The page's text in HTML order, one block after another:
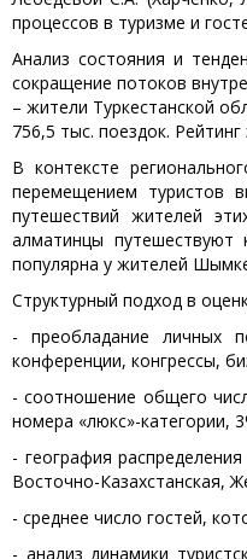
процессов в туризме и
Анализ состояния и
сокращение потоков
– жители Туркестанской
756,5 тыс. поездок.
В контексте
перемещением туристов
путешествий жителей
алматинцы путешествуют
популярна у жителей
Структурный подход в
- преобладание личных
конференции, конгрессы,
- соотношение общего
номера «люкс»-категории,
- география
Восточно-Казахстанская,
- среднее число гостей,
- анализ динамики